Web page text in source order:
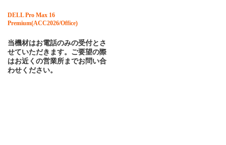
DELL Pro Max 16
Premium(ACC2026/Office)
当機材はお電話のみの受付とさ
せていただきます。ご要望の際
はお近くの営業所までお問い合
わせください。